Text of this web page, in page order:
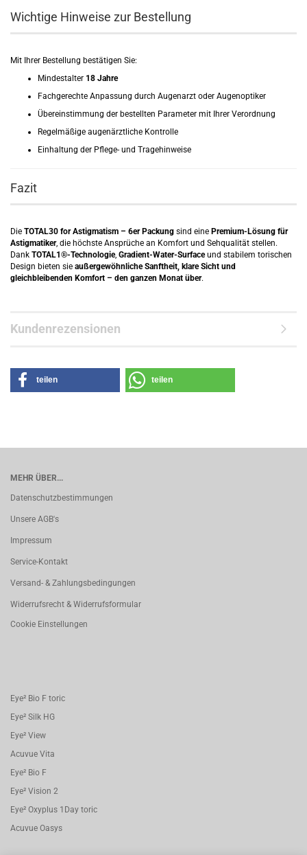
Wichtige Hinweise zur Bestellung
Mit Ihrer Bestellung bestätigen Sie:
Mindestalter 18 Jahre
Fachgerechte Anpassung durch Augenarzt oder Augenoptiker
Übereinstimmung der bestellten Parameter mit Ihrer Verordnung
Regelmäßige augenärztliche Kontrolle
Einhaltung der Pflege- und Tragehinweise
Fazit
Die TOTAL30 for Astigmatism – 6er Packung sind eine Premium-Lösung für
Astigmatiker, die höchste Ansprüche an Komfort und Sehqualität stellen.
Dank TOTAL1®-Technologie, Gradient-Water-Surfaceund stabilem torischen
Design bieten sie außergewöhnliche Sanftheit, klare Sicht und
gleichbleibenden Komfort – den ganzen Monat über.
Kundenrezensionen
teilen teilen
MEHR ÜBER...
Datenschutzbestimmungen
Unsere AGB's
Impressum
Service-Kontakt
Versand- & Zahlungsbedingungen
Widerrufsrecht & Widerrufsformular
Cookie Einstellungen
Eye² Bio F toric
Eye² Silk HG
Eye² View
Acuvue Vita
Eye² Bio F
Eye² Vision 2
Eye² Oxyplus 1Day toric
Acuvue Oasys